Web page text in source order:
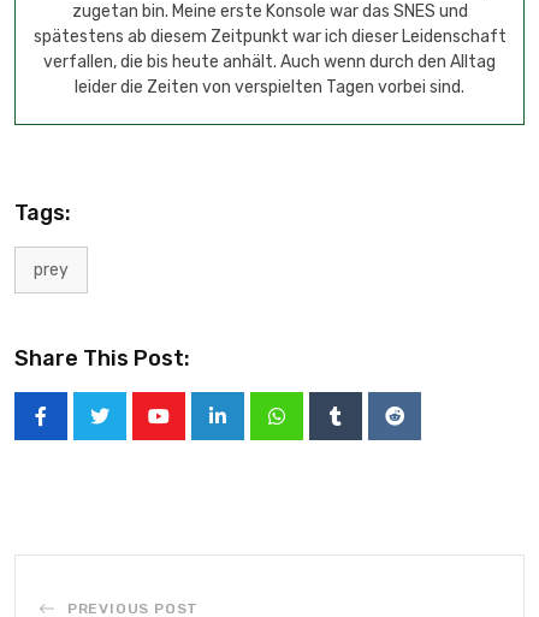
zugetan bin. Meine erste Konsole war das SNES und
spätestens ab diesem Zeitpunkt war ich dieser Leidenschaft
verfallen, die bis heute anhält. Auch wenn durch den Alltag
leider die Zeiten von verspielten Tagen vorbei sind.
Tags:
prey
Share This Post:
PREVIOUS POST